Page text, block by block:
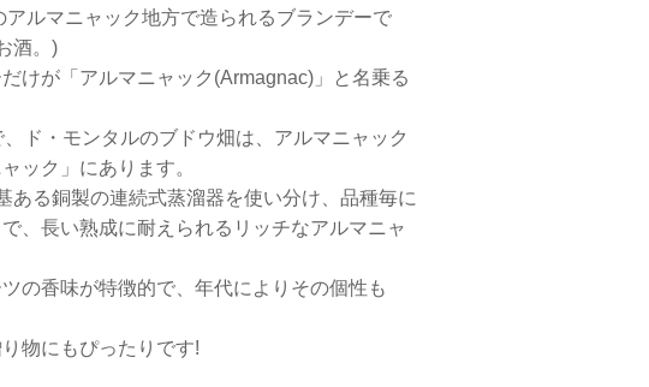
ルマニャック地方で造られるブランデーで
酒。)
けが「アルマニャック(Armagnac)」と名乗る
ド・モンタルのブドウ畑は、アルマニャック
ック」にあります。
る銅製の連続式蒸溜器を使い分け、品種毎に
、長い熟成に耐えられるリッチなアルマニャ
の香味が特徴的で、年代によりその個性も
物にもぴったりです!